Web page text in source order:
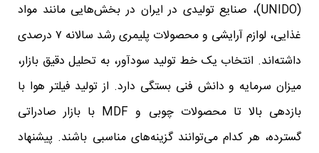
(UNIDO)، صنایع تولیدی در ایران در بخش‌هایی مانند مواد
غذایی، لوازم آرایشی و محصولات پلیمری رشد سالانه ۷ درصدی
داشته‌اند. انتخاب یک خط تولید سودآور، به تحلیل دقیق بازار،
میزان سرمایه و دانش فنی بستگی دارد. از تولید فیلتر هوا با
بازدهی بالا تا محصولات چوبی و MDF با بازار صادراتی
گسترده، هر کدام می‌توانند گزینه‌های مناسبی باشند. پیشنهاد